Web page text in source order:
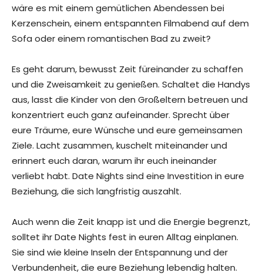
wäre es mit einem gemütlichen Abendessen bei
Kerzenschein, einem entspannten Filmabend auf dem
Sofa oder einem romantischen Bad zu zweit?
Es geht darum, bewusst Zeit füreinander zu schaffen
und die Zweisamkeit zu genießen. Schaltet die Handys
aus, lasst die Kinder von den Großeltern betreuen und
konzentriert euch ganz aufeinander. Sprecht über
eure Träume, eure Wünsche und eure gemeinsamen
Ziele. Lacht zusammen, kuschelt miteinander und
erinnert euch daran, warum ihr euch ineinander
verliebt habt. Date Nights sind eine Investition in eure
Beziehung, die sich langfristig auszahlt.
Auch wenn die Zeit knapp ist und die Energie begrenzt,
solltet ihr Date Nights fest in euren Alltag einplanen.
Sie sind wie kleine Inseln der Entspannung und der
Verbundenheit, die eure Beziehung lebendig halten.